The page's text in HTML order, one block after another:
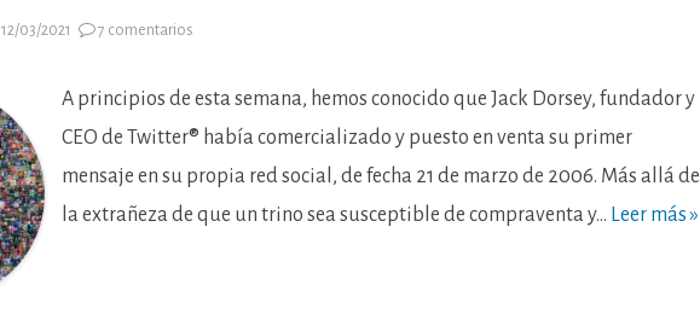
12/03/2021 7 comentarios
venta
tuits
activos
A principios de esta semana, hemos conocido que Jack Dorsey, fundador y
CEO de Twitter® había comercializado y puesto en venta su primer
mensaje en su propia red social, de fecha 21 de marzo de 2006. Más allá de
la extrañeza de que un trino sea susceptible de compraventa y… Leer más »